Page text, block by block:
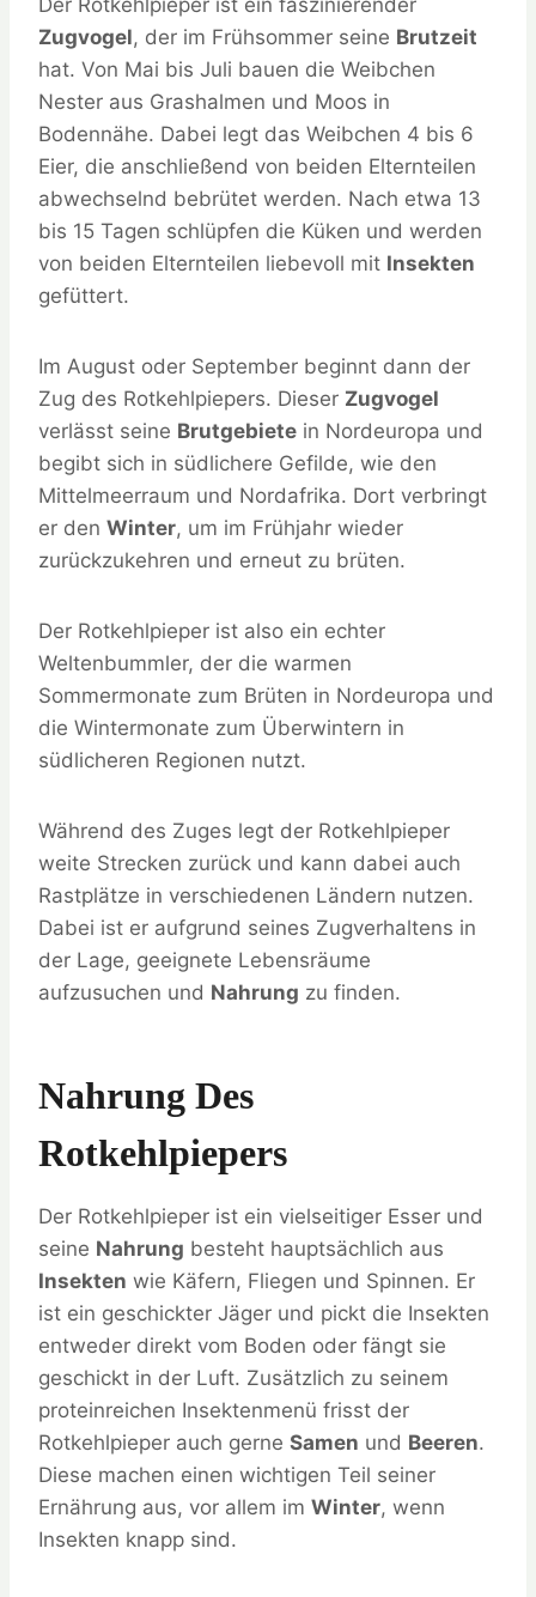
Der Rotkehlpieper ist ein faszinierender
Zugvogel, der im Frühsommer seine Brutzeit
hat. Von Mai bis Juli bauen die Weibchen
Nester aus Grashalmen und Moos in
Bodennähe. Dabei legt das Weibchen 4 bis 6
Eier, die anschließend von beiden Elternteilen
abwechselnd bebrütet werden. Nach etwa 13
bis 15 Tagen schlüpfen die Küken und werden
von beiden Elternteilen liebevoll mit Insekten
gefüttert.
Im August oder September beginnt dann der
Zug des Rotkehlpiepers. Dieser Zugvogel
verlässt seine Brutgebiete in Nordeuropa und
begibt sich in südlichere Gefilde, wie den
Mittelmeerraum und Nordafrika. Dort verbringt
er den Winter, um im Frühjahr wieder
zurückzukehren und erneut zu brüten.
Der Rotkehlpieper ist also ein echter
Weltenbummler, der die warmen
Sommermonate zum Brüten in Nordeuropa und
die Wintermonate zum Überwintern in
südlicheren Regionen nutzt.
Während des Zuges legt der Rotkehlpieper
weite Strecken zurück und kann dabei auch
Rastplätze in verschiedenen Ländern nutzen.
Dabei ist er aufgrund seines Zugverhaltens in
der Lage, geeignete Lebensräume
aufzusuchen und Nahrung zu finden.
Nahrung Des
Rotkehlpiepers
Der Rotkehlpieper ist ein vielseitiger Esser und
seine Nahrung besteht hauptsächlich aus
Insekten wie Käfern, Fliegen und Spinnen. Er
ist ein geschickter Jäger und pickt die Insekten
entweder direkt vom Boden oder fängt sie
geschickt in der Luft. Zusätzlich zu seinem
proteinreichen Insektenmenü frisst der
Rotkehlpieper auch gerne Samen und Beeren.
Diese machen einen wichtigen Teil seiner
Ernährung aus, vor allem im Winter, wenn
Insekten knapp sind.